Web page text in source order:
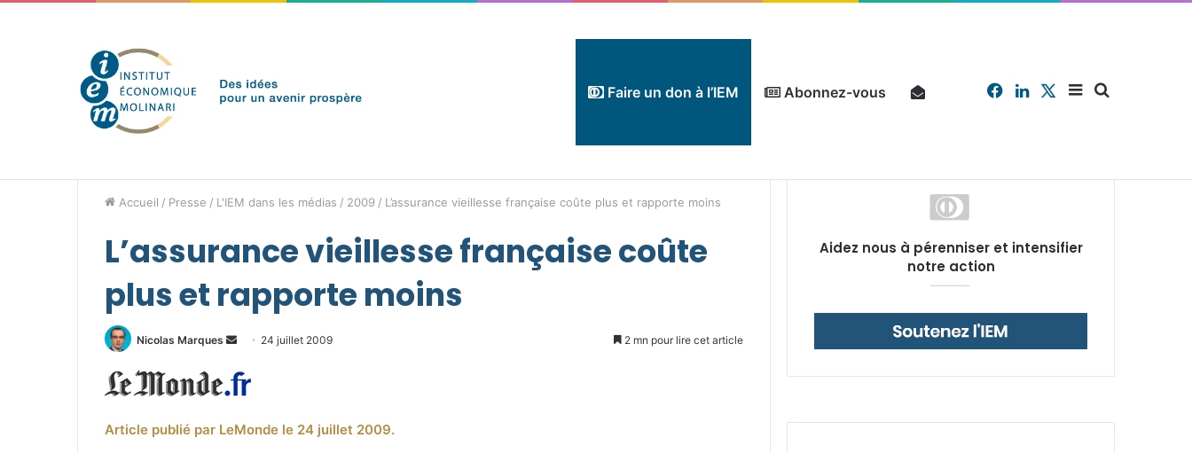
Faire un don à l’IEM Abonnez-vous Sidebar
X
Linkedin
Facebook
Accueil / Presse / L'IEM dans les médias / 2009 / L’assurance vieillesse française coûte plus et rapporte moins
L’assurance vieillesse française coûte
plus et rapporte moins
Nicolas Marques
Envoyer
courriel
24 juillet 2009 2 mn pour lire cet article
Article publié par LeMonde le 24 juillet 2009.
Aidez nous à pérenniser et intensifier
notre action